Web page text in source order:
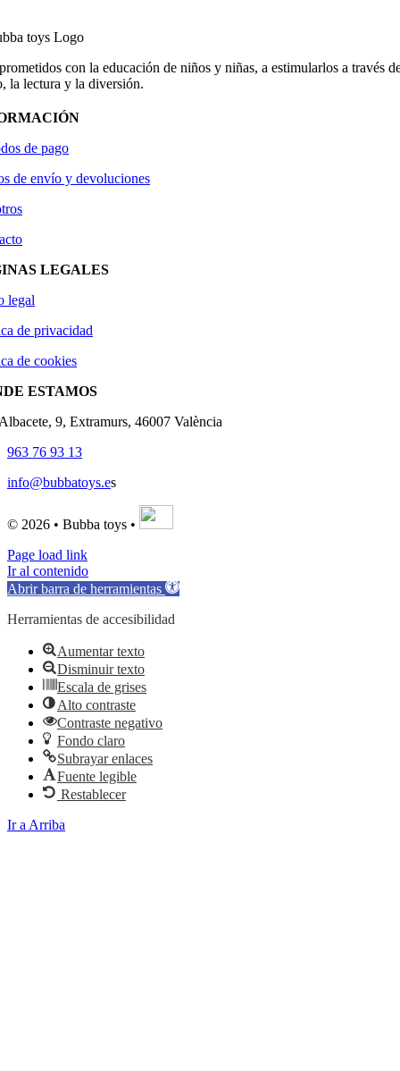
con la educación de niños y niñas, a estimularlos a través
la lectura y la diversión.
de pago
de envío y devoluciones
LEGALES
legal
de privacidad
de cookies
ESTAMOS
9, Extramurs, 46007 València
963 76 93 13
info@bubbatoys.es
© 2026 • Bubba toys •
Page load link
Ir al contenido
Abrir barra de herramientas
Herramientas de accesibilidad
Aumentar texto
Disminuir texto
Escala de grises
Alto contraste
Contraste negativo
Fondo claro
Subrayar enlaces
Fuente legible
Restablecer
Ir a Arriba